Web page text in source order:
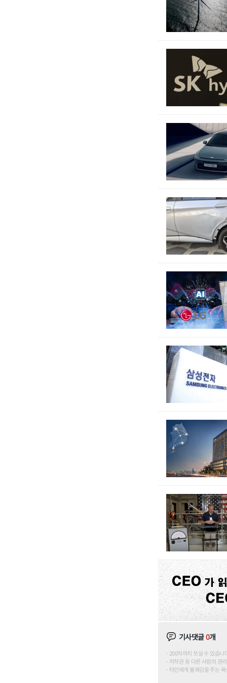
기사댓글0개
200자까지 쓰실 수 있습
저작권 등 다른 사람의 권
타인에게 불쾌감을 주는